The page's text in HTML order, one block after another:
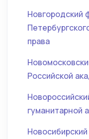
Новгородский
права
Российской
гуманитарной